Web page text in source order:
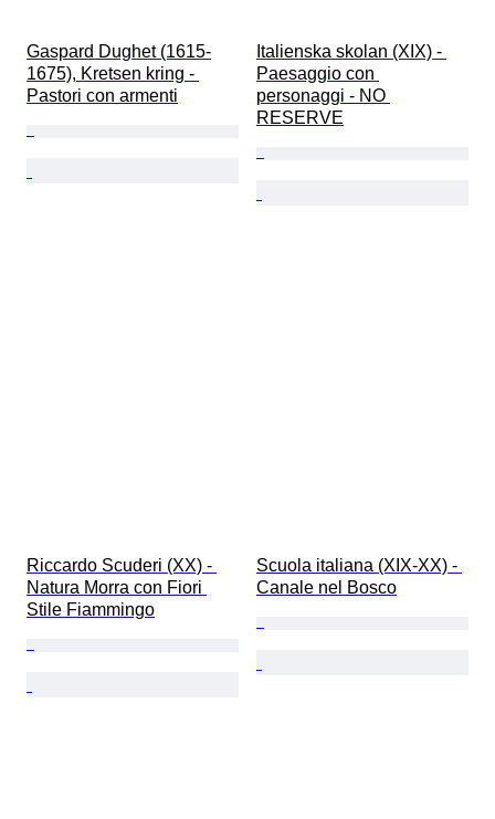
Gaspard Dughet (1615-
1675), Kretsen kring -
Pastori con armenti
Italienska skolan (XIX) -
Paesaggio con
personaggi - NO
RESERVE
Riccardo Scuderi (XX) -
Natura Morra con Fiori
Stile Fiammingo
Scuola italiana (XIX-XX) -
Canale nel Bosco